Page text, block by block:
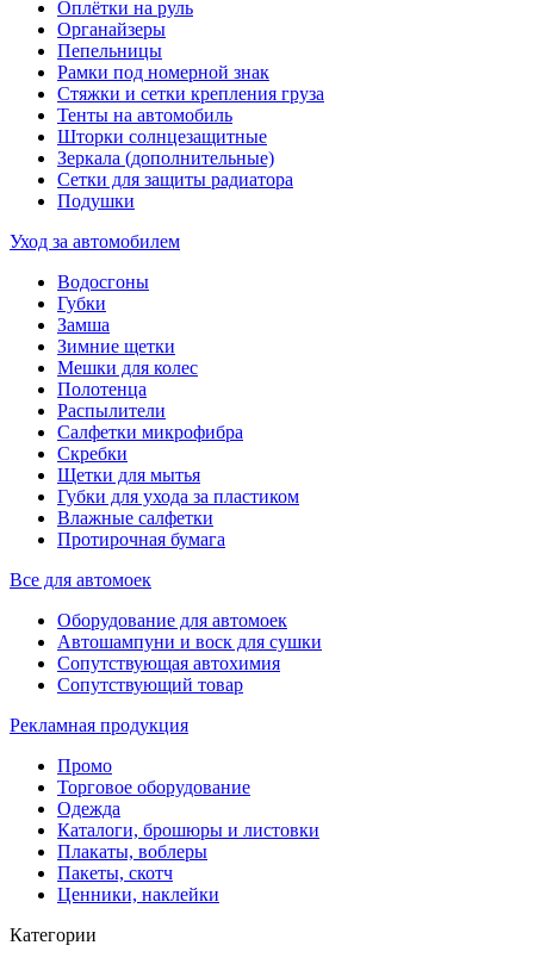
Оплётки на руль
Органайзеры
Пепельницы
Рамки под номерной знак
Стяжки и сетки крепления груза
Тенты на автомобиль
Шторки солнцезащитные
Зеркала (дополнительные)
Сетки для защиты радиатора
Подушки
Уход за автомобилем
Водосгоны
Губки
Замша
Зимние щетки
Мешки для колес
Полотенца
Распылители
Салфетки микрофибра
Скребки
Щетки для мытья
Губки для ухода за пластиком
Влажные салфетки
Протирочная бумага
Все для автомоек
Оборудование для автомоек
Автошампуни и воск для сушки
Сопутствующая автохимия
Сопутствующий товар
Рекламная продукция
Промо
Торговое оборудование
Одежда
Каталоги, брошюры и листовки
Плакаты, воблеры
Пакеты, скотч
Ценники, наклейки
Категории